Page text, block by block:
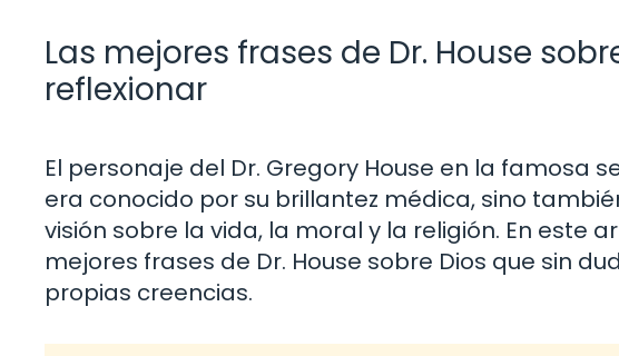
Las mejores frases de Dr. House
reflexionar
El personaje del Dr. Gregory House en la famosa
era conocido por su brillantez médica, sino
visión sobre la vida, la moral y la religión. En este
mejores frases de Dr. House sobre Dios que sin
propias creencias.